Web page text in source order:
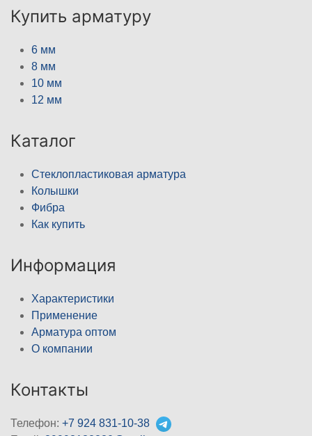
Купить арматуру
6 мм
8 мм
10 мм
12 мм
Каталог
Стеклопластиковая арматура
Колышки
Фибра
Как купить
Информация
Характеристики
Применение
Арматура оптом
О компании
Контакты
Телефон: +7 924 831-10-38